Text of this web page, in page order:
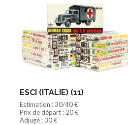
ESCI (ITALIE) (11)
Estimation : 30/40 €
Prix de départ : 20 €
Adjugé : 30 €